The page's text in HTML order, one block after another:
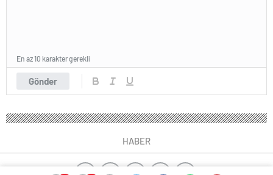
Gönder
En az 10 karakter gerekli
HABER